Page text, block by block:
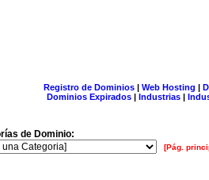
Registro de Dominios| Web Hosting |
Dominios Expirados | Industrias |
de Dominio:
[Pág.